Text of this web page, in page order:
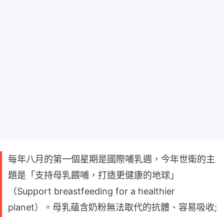
每年八月的第一個星期是國際哺乳週，今年世衛的主
題是「支持母乳餵哺，打造更健康的地球」
（Support breastfeeding for a healthier
planet）。母乳蘊含奶粉無法取代的抗體、容易吸收;